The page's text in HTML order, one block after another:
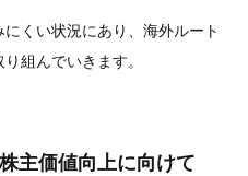
くい状況にあり、海外ルート
組んでいきます。
主価値向上に向けて